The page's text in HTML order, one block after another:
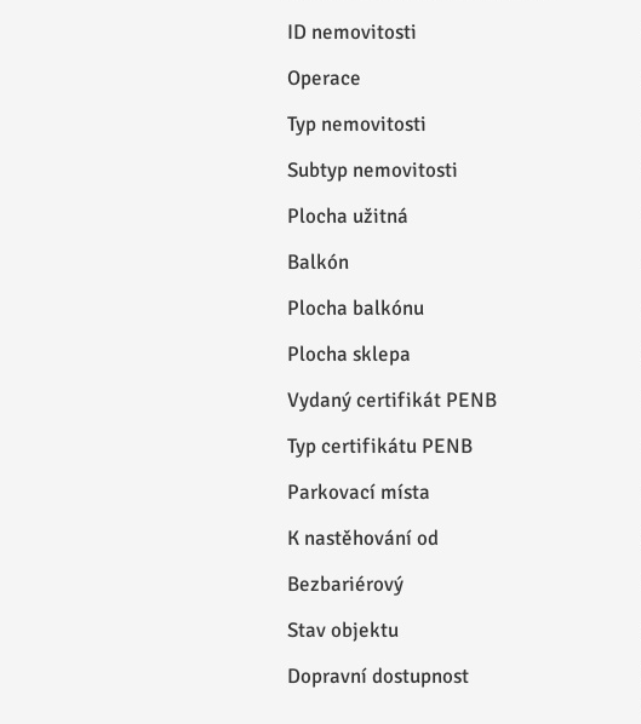
ID nemovitosti
Operace
Typ nemovitosti
Subtyp nemovitosti
Plocha užitná
Balkón
Plocha balkónu
Plocha sklepa
Vydaný certifikát PENB
Typ certifikátu PENB
Parkovací místa
K nastěhování od
Bezbariérový
Stav objektu
Dopravní dostupnost